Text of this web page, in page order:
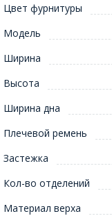
Цвет фурнитуры
Модель
Ширина
Высота
Ширина дна
Плечевой ремень
Застежка
Кол-во отделений
Материал верха